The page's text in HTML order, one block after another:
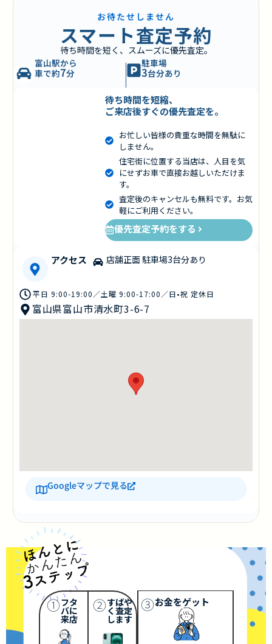
お待たせしません
スマート査定予約
待ち時間を短く、スムーズに優先査定。
富山駅から
車で約7分
駐車場
3台分あり
待ち時間を短縮、
ご来店後すぐの優先査定を。
お忙しい皆様の貴重な時間を無駄に
しません。
住宅街に位置する当店は、人目を気
にせずお車で直接お越しいただけま
す。
査定後のキャンセルも無料です。お気
軽にご利用ください。
優先査定予約をする
アクセス 店舗正面 駐車場3台分あり
平日 9:00-19:00／土曜 9:00-17:00／日•祝 定休日
富山県富山市清水町3-6-7
Googleマップで見る
①フタ
バに
来店
②すばや
く査定
します
③お金をゲット